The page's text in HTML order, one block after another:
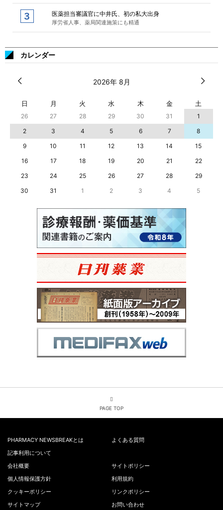
医薬担当審議官に中井氏、初の私大出身
厚労省人事、薬局関連施策にも精通
カレンダー
2026年 8月
日 月 火 水 木 金 土
26 27 28 29 30 31
1
2
3 4 5 6 7
8
9
10 11 12 13 14
15
16
17 18 19 20 21
22
23
24 25 26 27 28
29
30
31 1 2 3 4 5
PAGE TOP
PHARMACY NEWSBREAKとは
よくある質問
記事利用について
会社概要
サイトポリシー
個人情報保護方針
利用規約
クッキーポリシー
リンクポリシー
サイトマップ
お問い合わせ